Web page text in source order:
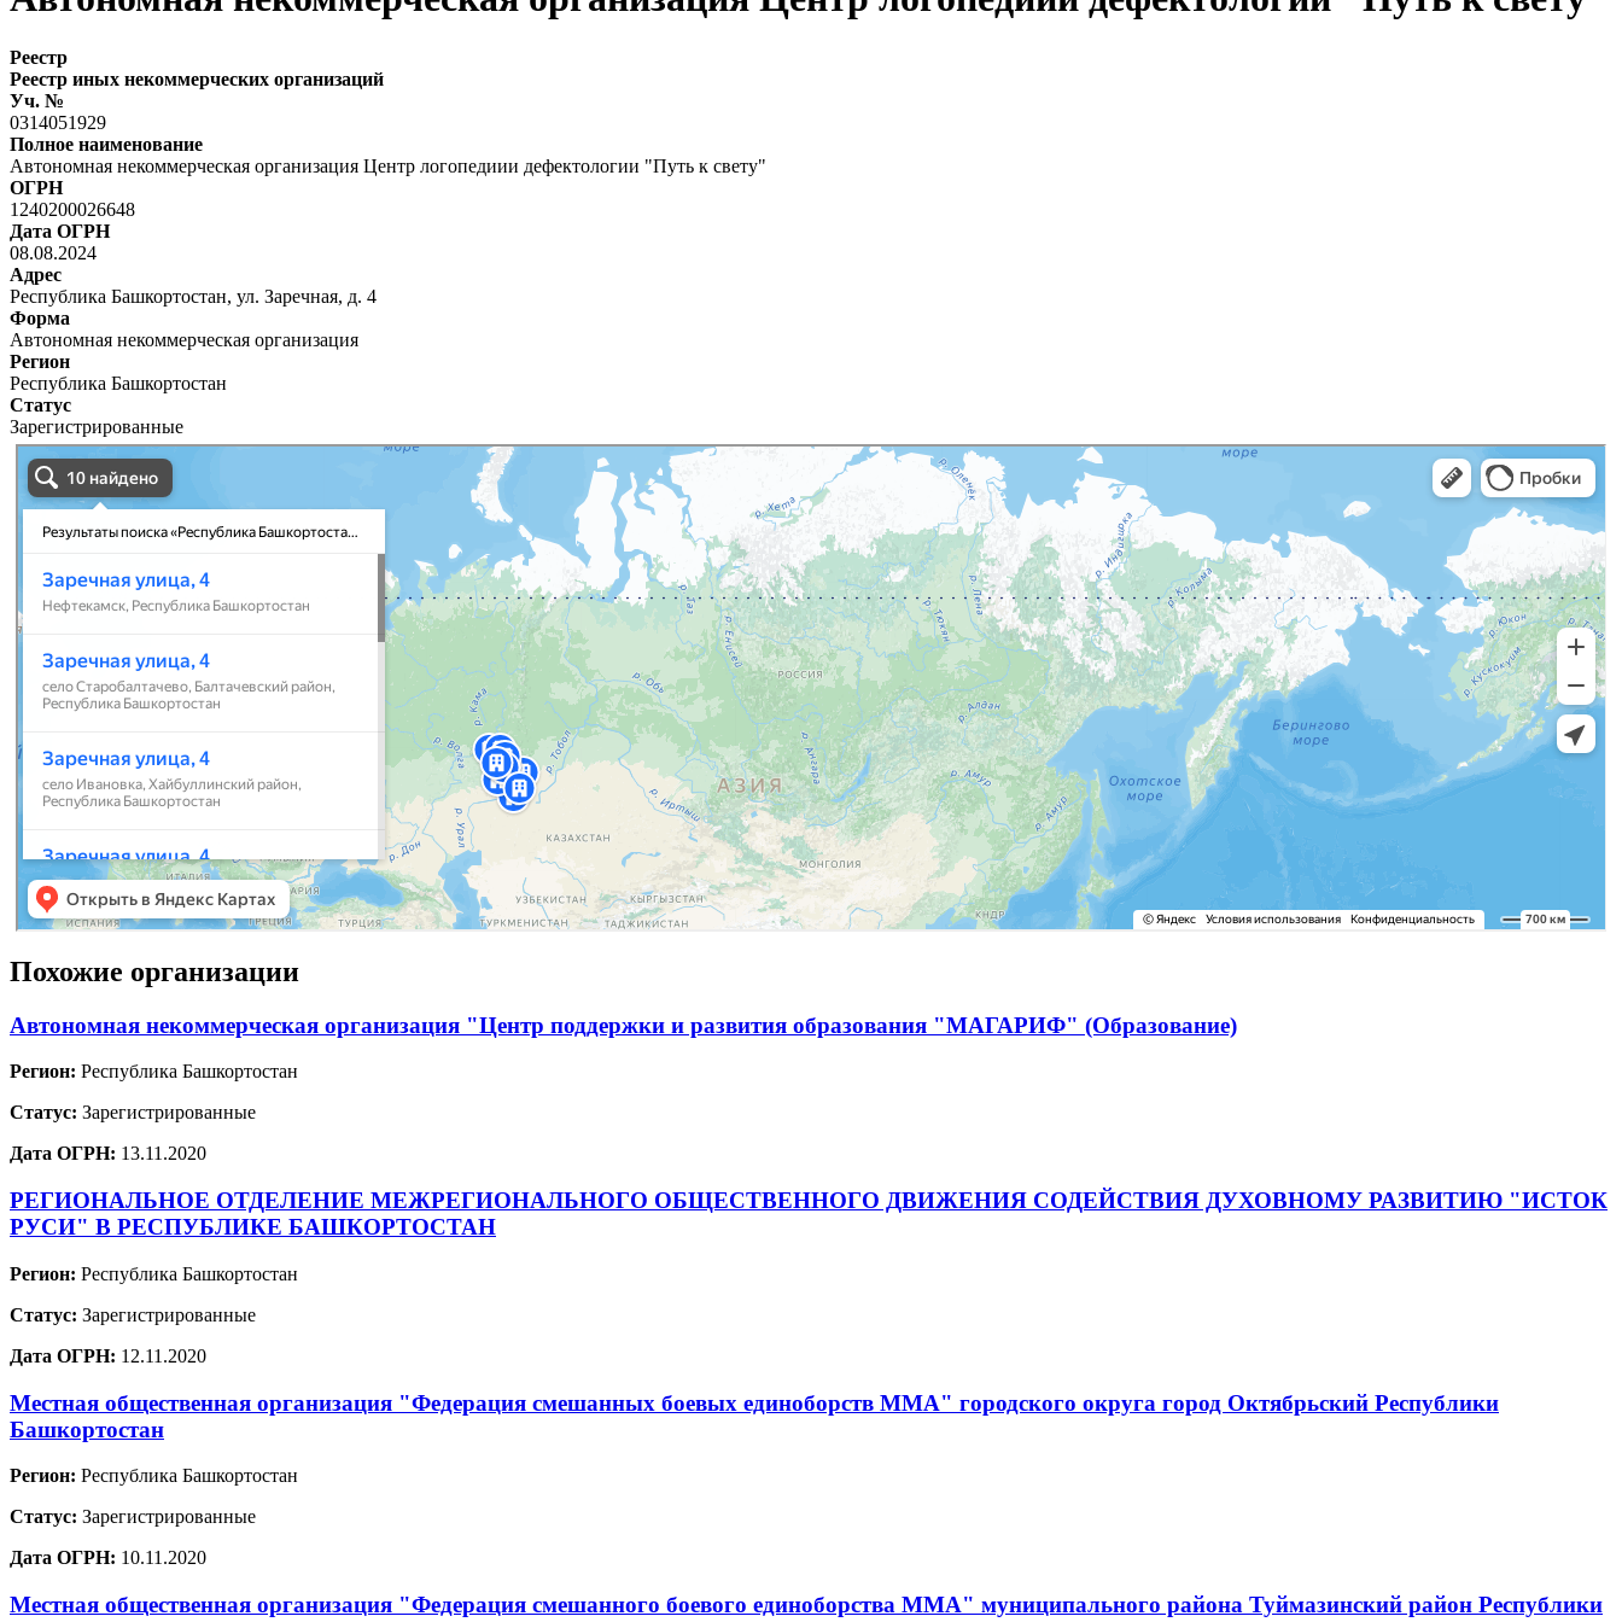
Реестр
Реестр иных некоммерческих организаций
Уч. №
0314051929
Полное наименование
Автономная некоммерческая организация Центр логопедиии дефектологии "Путь к свету"
ОГРН
1240200026648
Дата ОГРН
08.08.2024
Адрес
Республика Башкортостан, ул. Заречная, д. 4
Форма
Автономная некоммерческая организация
Регион
Республика Башкортостан
Статус
Зарегистрированные
Похожие организации
Автономная некоммерческая организация "Центр поддержки и развития образования "МАГАРИФ" (Образование)
Регион: Республика Башкортостан
Статус: Зарегистрированные
Дата ОГРН: 13.11.2020
РЕГИОНАЛЬНОЕ ОТДЕЛЕНИЕ МЕЖРЕГИОНАЛЬНОГО ОБЩЕСТВЕННОГО ДВИЖЕНИЯ СОДЕЙСТВИЯ ДУХОВНОМУ РАЗВИТИЮ "ИСТОК
РУСИ" В РЕСПУБЛИКЕ БАШКОРТОСТАН
Регион: Республика Башкортостан
Статус: Зарегистрированные
Дата ОГРН: 12.11.2020
Местная общественная организация "Федерация смешанных боевых единоборств ММА" городского округа город Октябрьский Республики
Башкортостан
Регион: Республика Башкортостан
Статус: Зарегистрированные
Дата ОГРН: 10.11.2020
Местная общественная организация "Федерация смешанного боевого единоборства ММА" муниципального района Туймазинский район Республики